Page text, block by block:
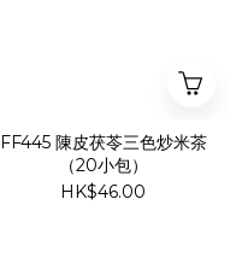
FF445 陳皮茯苓三色炒米茶
（20小包）
HK$46.00